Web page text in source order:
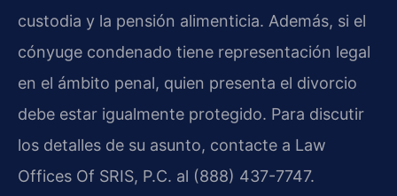
custodia y la pensión alimenticia. Además, si el
cónyuge condenado tiene representación legal
en el ámbito penal, quien presenta el divorcio
debe estar igualmente protegido. Para discutir
los detalles de su asunto, contacte a Law
Offices Of SRIS, P.C. al (888) 437-7747.